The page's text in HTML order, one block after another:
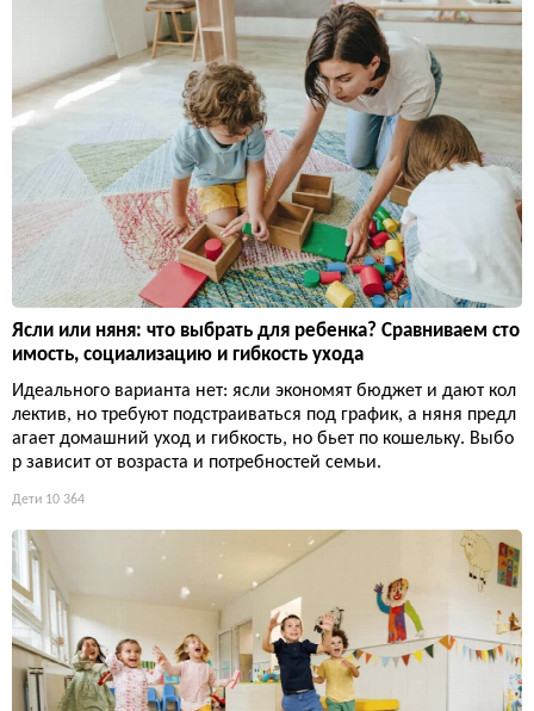
Ясли или няня: что выбрать для ребенка? Сравниваем сто
имость, социализацию и гибкость ухода
Идеального варианта нет: ясли экономят бюджет и дают кол
лектив, но требуют подстраиваться под график, а няня предл
агает домашний уход и гибкость, но бьет по кошельку. Выбо
р зависит от возраста и потребностей семьи.
Дети 10 364